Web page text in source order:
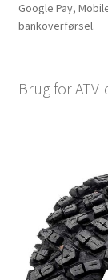
Google Pay,
bankoverførsel.
Brug for